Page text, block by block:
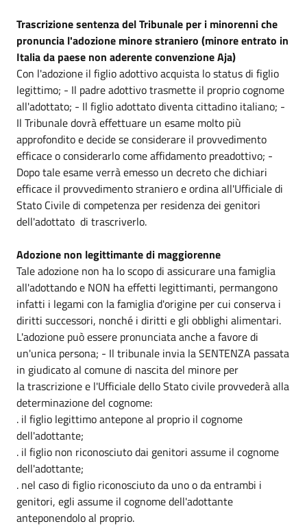
Trascrizione sentenza del Tribunale per i minorenni che
pronuncia l'adozione minore straniero (minore entrato in
Italia da paese non aderente convenzione Aja)
Con l'adozione il figlio adottivo acquista lo status di figlio
legittimo; - Il padre adottivo trasmette il proprio cognome
all'adottato; - Il figlio adottato diventa cittadino italiano; -
Il Tribunale dovrà effettuare un esame molto più
approfondito e decide se considerare il provvedimento
efficace o considerarlo come affidamento preadottivo; -
Dopo tale esame verrà emesso un decreto che dichiari
efficace il provvedimento straniero e ordina all'Ufficiale di
Stato Civile di competenza per residenza dei genitori
dell'adottato di trascriverlo.
Adozione non legittimante di maggiorenne
Tale adozione non ha lo scopo di assicurare una famiglia
all'adottando e NON ha effetti legittimanti, permangono
infatti i legami con la famiglia d'origine per cui conserva i
diritti successori, nonché i diritti e gli obblighi alimentari.
L'adozione può essere pronunciata anche a favore di
un'unica persona; - Il tribunale invia la SENTENZA passata
in giudicato al comune di nascita del minore per
la trascrizione e l'Ufficiale dello Stato civile provvederà alla
determinazione del cognome:
. il figlio legittimo antepone al proprio il cognome
dell'adottante;
. il figlio non riconosciuto dai genitori assume il cognome
dell'adottante;
. nel caso di figlio riconosciuto da uno o da entrambi i
genitori, egli assume il cognome dell'adottante
anteponendolo al proprio.